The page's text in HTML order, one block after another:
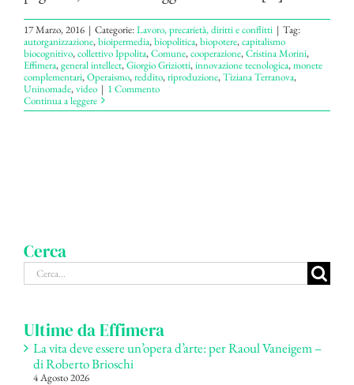
17 Marzo, 2016 | Categorie:Lavoro, precarietà, diritti e conflitti | Tag:
autorganizzazione,bioipermedia,biopolitica,biopotere,capitalismo
biocognitivo,collettivo Ippolita,Comune,cooperazione,Cristina Morini,
Effimera,general intellect,Giorgio Griziotti,innovazione tecnologica,monete
complementari,Operaismo,reddito,riproduzione,Tiziana Terranova,
Uninomade,video | 1 Commento
Continua a leggere
Cerca
Cerca
per:
Ultime da Effimera
La vita deve essere un’opera d’arte: per Raoul Vaneigem –
di Roberto Brioschi
4 Agosto 2026